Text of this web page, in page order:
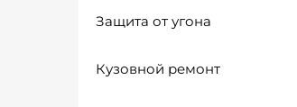
Защита от угона
Кузовной ремонт